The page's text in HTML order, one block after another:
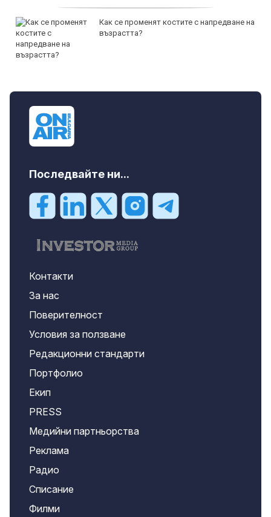
Как се променят костите с напредване на
възрастта?
Последвайте ни...
Контакти
За нас
Поверителност
Условия за ползване
Редакционни стандарти
Портфолио
Екип
PRESS
Медийни партньорства
Реклама
Радио
Списание
Филми